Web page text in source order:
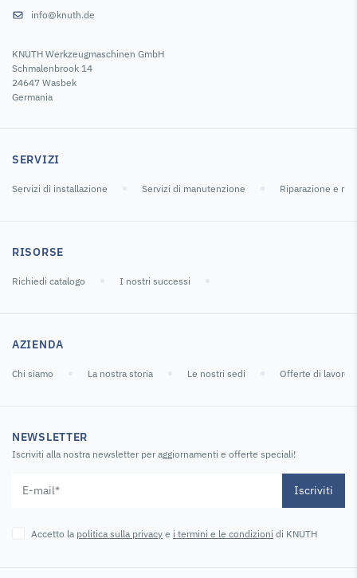
info@knuth.de
KNUTH Werkzeugmaschinen GmbH
Schmalenbrook 14
24647 Wasbek
Germania
SERVIZI
Servizi di installazione Servizi di manutenzione Riparazione e
RISORSE
Richiedi catalogo I nostri successi
AZIENDA
Chi siamo La nostra storia Le nostri sedi Offerte di lavoro
NEWSLETTER
Iscriviti alla nostra newsletter per aggiornamenti e offerte speciali!
Iscriviti
Accetto la politica sulla privacy e i termini e le condizioni di KNUTH